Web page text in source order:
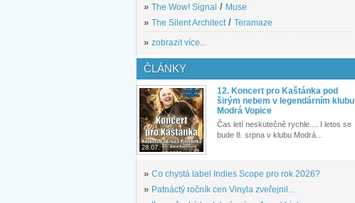
» The Wow! Signal / Muse
» The Silent Architect / Teramaze
» zobrazit více...
ČLÁNKY
28.07.
12. Koncert pro Kaštánka pod
širým nebem v legendárním klubu
Modrá Vopice
Čas letí neskutečně rychle.... I letos se
bude 8. srpna v klubu Modrá...
» Co chystá label Indies Scope pro rok 2026?
» Patnáctý ročník cen Vinyla zveřejnil...